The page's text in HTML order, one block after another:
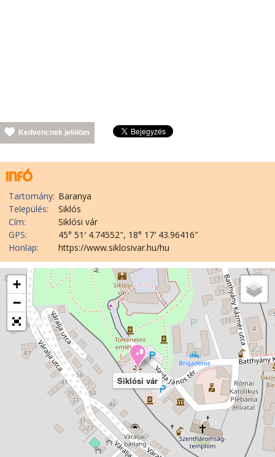
Kedvencnek jelölöm
Tartomány: Baranya
Település:
Siklós
Cím:
Siklósi vár
GPS:
45° 51′ 4.74552″, 18° 17′ 43.96416″
Honlap:
https://www.siklosivar.hu/hu
Siklósi vár
+
−